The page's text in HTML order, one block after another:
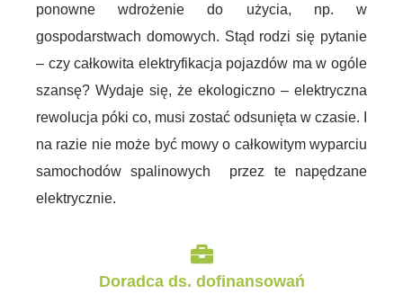
ponowne wdrożenie do użycia, np. w
gospodarstwach domowych. Stąd rodzi się pytanie
– czy całkowita elektryfikacja pojazdów ma w ogóle
szansę? Wydaje się, że ekologiczno – elektryczna
rewolucja póki co, musi zostać odsunięta w czasie. I
na razie nie może być mowy o całkowitym wyparciu
samochodów spalinowych przez te napędzane
elektrycznie.
Doradca ds. dofinansowań